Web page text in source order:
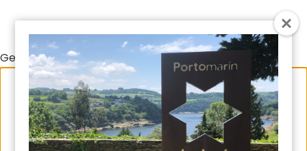
Gestionar el consentimiento de las cookies